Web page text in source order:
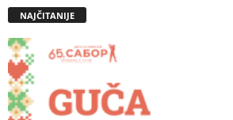
NAJČITANIJE